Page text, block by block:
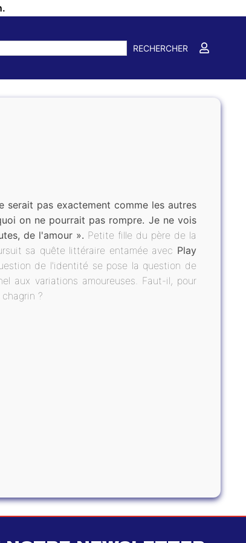
RECHERCHER
pas exactement comme les autres
on ne pourrait pas rompre. Je ne vois
de l'amour ». Petite fille du père de la
sa quête littéraire entamée avec Play
de l'identité se pose la question de
aux variations amoureuses. Faut-il, pour
?